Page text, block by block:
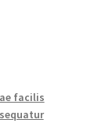
facilis